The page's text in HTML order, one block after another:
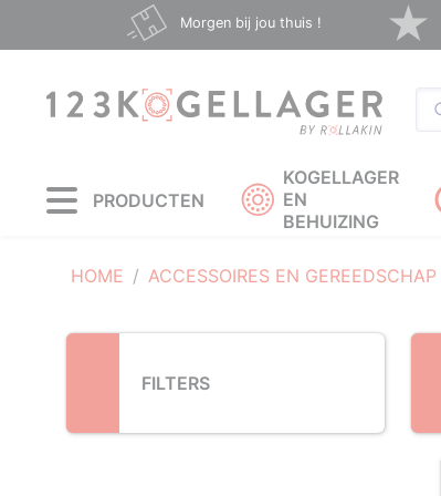
Morgen bij jou thuis !
PRODUCTEN
KOGELLAGER
EN
BEHUIZING
HOME ACCESSOIRES EN GEREEDSCHAP
FILTERS